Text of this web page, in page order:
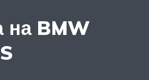
на BMW